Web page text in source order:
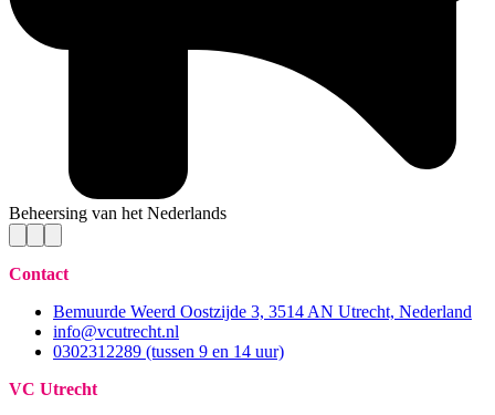
Beheersing van het Nederlands
Contact
Bemuurde Weerd Oostzijde 3, 3514 AN Utrecht, Nederland
info@vcutrecht.nl
0302312289 (tussen 9 en 14 uur)
VC Utrecht